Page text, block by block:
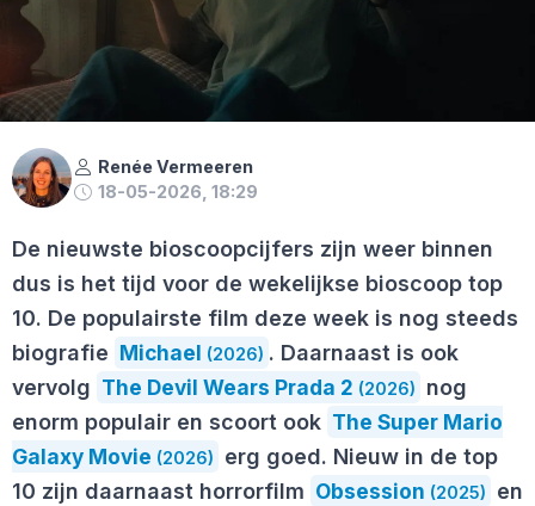
Renée Vermeeren
18-05-2026, 18:29
De nieuwste bioscoopcijfers zijn weer binnen
dus is het tijd voor de wekelijkse bioscoop top
10. De populairste film deze week is nog steeds
biografie Michael (2026) . Daarnaast is ook
vervolg The Devil Wears Prada 2 (2026)
nog
enorm populair en scoort ook The Super Mario
Galaxy Movie (2026)
erg goed. Nieuw in de top
10 zijn daarnaast horrorfilm Obsession (2025)
en